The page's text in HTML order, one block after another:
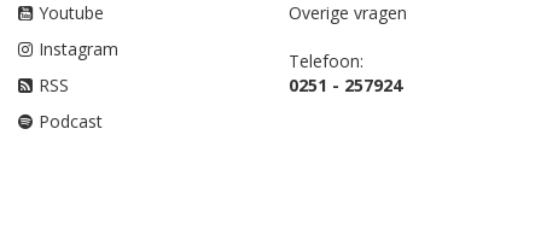
Youtube
Instagram
RSS
Podcast
Overige vragen
Telefoon:
0251 - 257924